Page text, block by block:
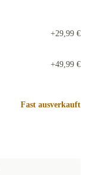
+29,99 €
+49,99 €
Fast ausverkauft